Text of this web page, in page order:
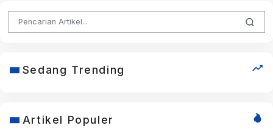
Sedang Trending
Artikel Populer